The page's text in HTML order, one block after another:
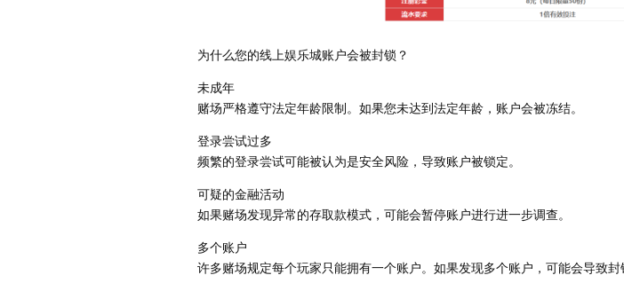
为什么您的线上娱乐城账户会被封锁？
未成年
赌场严格遵守法定年龄限制。如果您未达到法定年龄，账户会被冻结。
登录尝试过多
频繁的登录尝试可能被认为是安全风险，导致账户被锁定。
可疑的金融活动
如果赌场发现异常的存取款模式，可能会暂停账户进行进一步调查。
多个账户
许多赌场规定每个玩家只能拥有一个账户。如果发现多个账户，可能会导致封